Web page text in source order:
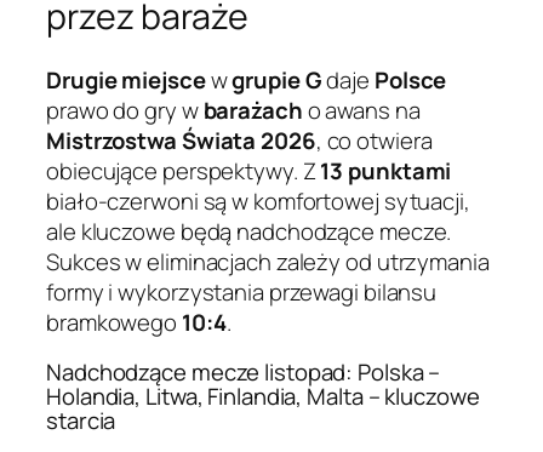
przez baraże
Drugie miejscewgrupie Gdaje Polsce
prawo do gry wbarażacho awans na
Mistrzostwa Świata 2026, co otwiera
obiecujące perspektywy. Z13 punktami
biało-czerwoni są w komfortowej sytuacji,
ale kluczowe będą nadchodzące mecze.
Sukces w eliminacjach zależy od utrzymania
formy i wykorzystania przewagi bilansu
bramkowego 10:4.
Nadchodzące mecze listopad: Polska –
Holandia, Litwa, Finlandia, Malta – kluczowe
starcia